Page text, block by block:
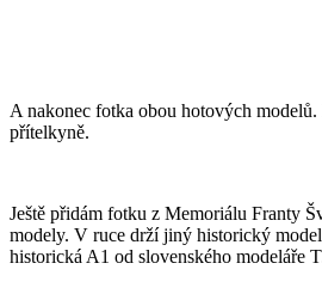
A nakonec fotka obou hotových
přítelkyně.
Ještě přidám fotku z Memoriálu Franty
modely. V ruce drží jiný historický
historická A1 od slovenského modeláře